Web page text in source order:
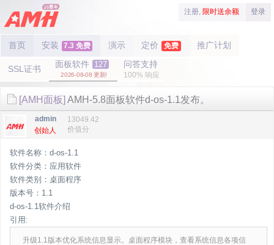
注册, 限时送余额 登录
首页 安装 7.3 免费 演示 定价 免费 推广计划
SSL证书 面板软件 127
2026-08-08 更新!
问答支持
100% 响应
[AMH面板] AMH-5.8面板软件d-os-1.1发布。
admin
创始人
13049.42
价值分
软件名称：d-os-1.1
软件分类：应用软件
软件类别：桌面程序
版本号：1.1
d-os-1.1软件介绍
引用:
升级1.1版本优化系统信息显示。桌面程序模块，查看系统信息各项信